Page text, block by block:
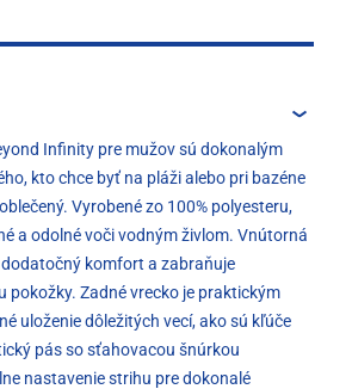
Infinity pre mužov sú dokonalým
kto chce byť na pláži alebo pri bazéne
Vyrobené zo 100% polyesteru,
a odolné voči vodným živlom. Vnútorná
komfort a zabraňuje
pokožky. Zadné vrecko je praktickým
uloženie dôležitých vecí, ako sú kľúče
pás so sťahovacou šnúrkou
nastavenie strihu pre dokonalé